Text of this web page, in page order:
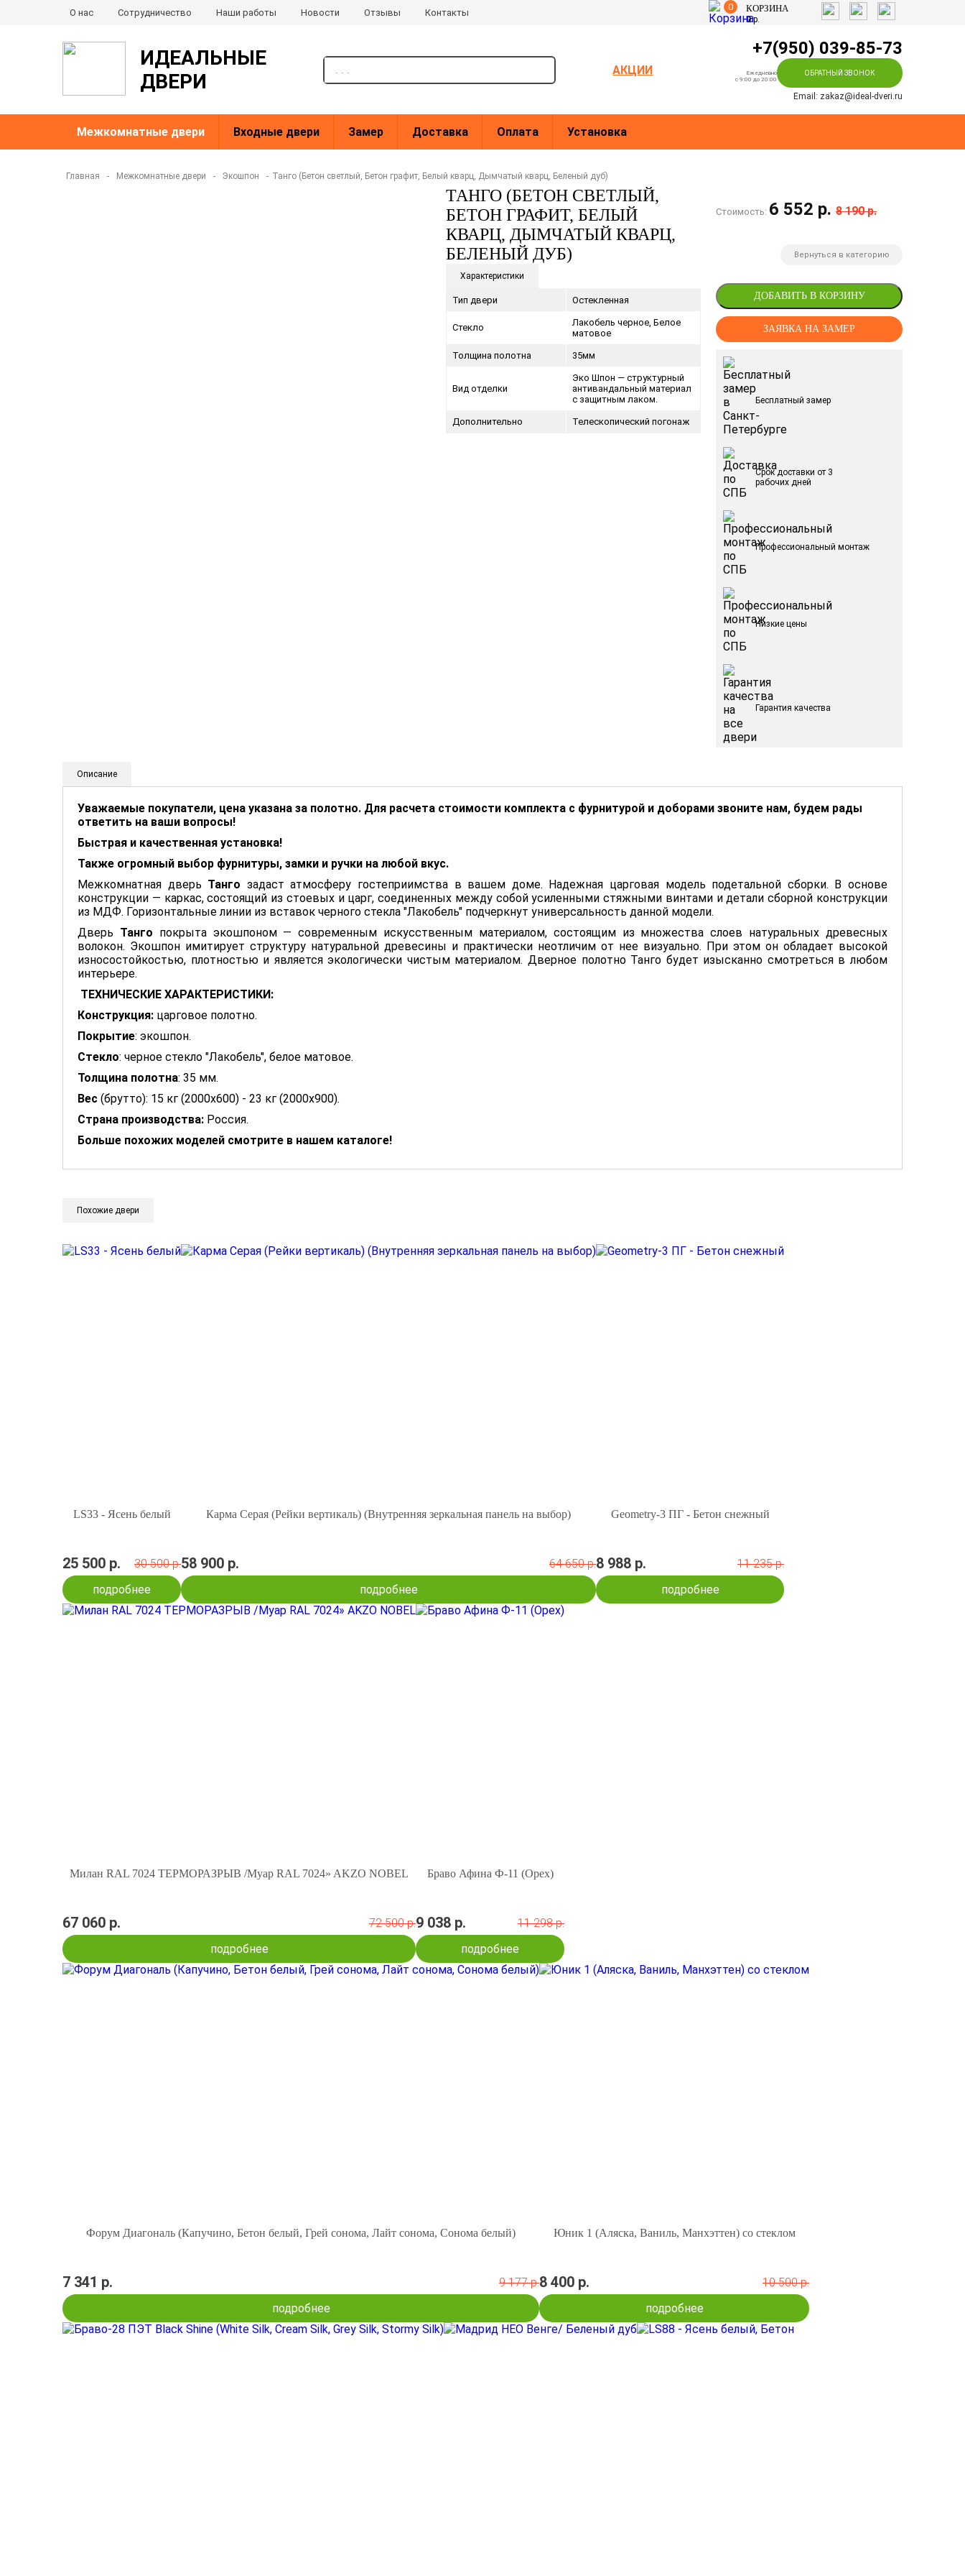
О нас Сотрудничество Наши работы Новости Отзывы Контакты
0 КОРЗИНА
0р.
ИДЕАЛЬНЫЕ
ДВЕРИ
поиск
АКЦИИ
+7(950) 039-85-73
Ежедневно
c 9:00 до 20:00
ОБРАТНЫЙ ЗВОНОК
Email: zakaz@ideal-dveri.ru
Межкомнатные двери Входные двери Замер Доставка Оплата Установка
Главная - Межкомнатные двери - Экошпон - Танго (Бетон светлый, Бетон графит, Белый кварц, Дымчатый кварц, Беленый дуб)
ТАНГО (БЕТОН СВЕТЛЫЙ,
БЕТОН ГРАФИТ, БЕЛЫЙ
КВАРЦ, ДЫМЧАТЫЙ КВАРЦ,
БЕЛЕНЫЙ ДУБ)
Характеристики
Тип двери Остекленная
Стекло
Лакобель черное, Белое
матовое
Толщина полотна 35мм
Вид отделки
Эко Шпон — структурный
антивандальный материал
с защитным лаком.
Дополнительно Телескопический погонаж
Стоимость: 6 552 р. 8 190 р.
Вернуться в категорию
ДОБАВИТЬ В КОРЗИНУ
ЗАЯВКА НА ЗАМЕР
Бесплатный замер
Срок доставки от 3
рабочих дней
Профессиональный монтаж
Низкие цены
Гарантия качества
Описание
Уважаемые покупатели, цена указана за полотно. Для расчета стоимости комплекта с фурнитурой и доборами звоните нам, будем рады
ответить на ваши вопросы!
Быстрая и качественная установка!
Также огромный выбор фурнитуры, замки и ручки на любой вкус.
Межкомнатная дверь Танго задаст атмосферу гостеприимства в вашем доме. Надежная царговая модель подетальной сборки. В основе
конструкции — каркас, состоящий из стоевых и царг, соединенных между собой усиленными стяжными винтами и детали сборной конструкции
из МДФ. Горизонтальные линии из вставок черного стекла "Лакобель" подчеркнут универсальность данной модели.
Дверь Танго покрыта экошпоном — современным искусственным материалом, состоящим из множества слоев натуральных древесных
волокон. Экошпон имитирует структуру натуральной древесины и практически неотличим от нее визуально. При этом он обладает высокой
износостойкостью, плотностью и является экологически чистым материалом. Дверное полотно Танго будет изысканно смотреться в любом
интерьере.
ТЕХНИЧЕСКИЕ ХАРАКТЕРИСТИКИ:
Конструкция: царговое полотно.
Покрытие: экошпон.
Стекло: черное стекло "Лакобель", белое матовое.
Толщина полотна: 35 мм.
Вес (брутто): 15 кг (2000х600) - 23 кг (2000х900).
Страна производства: Россия.
Больше похожих моделей смотрите в нашем каталоге!
Похожие двери
LS33 - Ясень белый
25 500 р.
30 500 р.
подробнее
Карма Серая (Рейки вертикаль) (Внутренняя зеркальная панель на выбор)
58 900 р.
64 650 р.
подробнее
Geometry-3 ПГ - Бетон снежный
8 988 р.
11 235 р.
подробнее
Милан RAL 7024 ТЕРМОРАЗРЫВ /Муар RAL 7024» AKZO NOBEL
67 060 р.
72 500 р.
подробнее
Браво Афина Ф-11 (Орех)
9 038 р.
11 298 р.
подробнее
Форум Диагональ (Капучино, Бетон белый, Грей сонома, Лайт сонома, Сонома белый)
7 341 р.
9 177 р.
подробнее
Юник 1 (Аляска, Ваниль, Манхэттен) со стеклом
8 400 р.
10 500 р.
подробнее